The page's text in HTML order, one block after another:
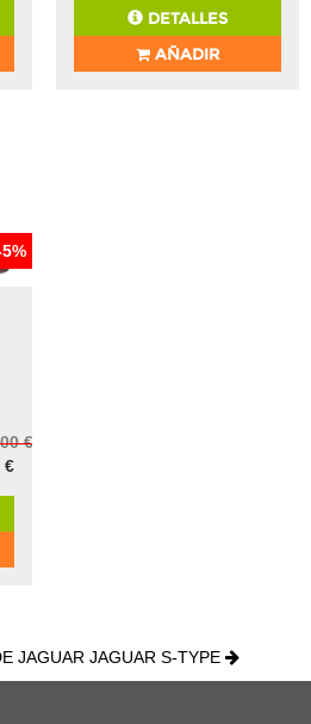
DETALLES
AÑADIR
€
€
JAGUAR JAGUAR S-TYPE